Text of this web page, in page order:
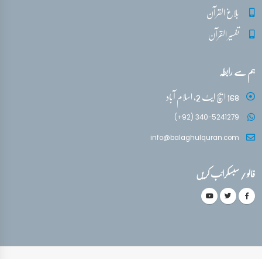
بلاغ القرآن
تفسیر القرآن
ہم سے رابطہ
168 ایچ ایٹ 2، اسلام آباد
(+92) 340-5241279
info@balaghulquran.com
فالو / سبسکرائب کریں